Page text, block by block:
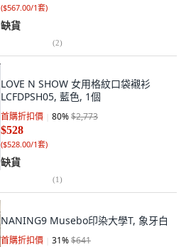
($567.00/1套)
缺貨
(2)
LOVE N SHOW 女用格紋口袋襯衫
LCFDPSH05, 藍色, 1個
首購折扣價 80%$2,773
$528
($528.00/1套)
缺貨
(1)
NANING9 Musebo印染大學T, 象牙白
首購折扣價 31%$641